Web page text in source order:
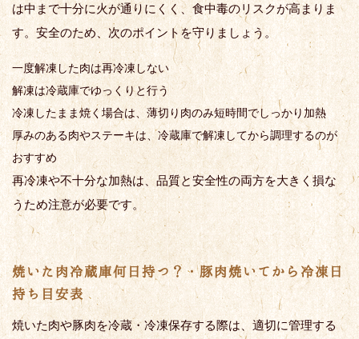
は中まで十分に火が通りにくく、食中毒のリスクが高まりま
す。安全のため、次のポイントを守りましょう。
一度解凍した肉は再冷凍しない
解凍は冷蔵庫でゆっくりと行う
冷凍したまま焼く場合は、薄切り肉のみ短時間でしっかり加熱
厚みのある肉やステーキは、冷蔵庫で解凍してから調理するのが
おすすめ
再冷凍や不十分な加熱は、品質と安全性の両方を大きく損な
うため注意が必要です。
焼いた肉冷蔵庫何日持つ？・豚肉焼いてから冷凍日
持ち目安表
焼いた肉や豚肉を冷蔵・冷凍保存する際は、適切に管理する